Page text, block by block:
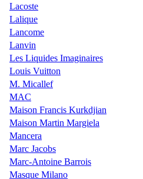
Lacoste
Lalique
Lancome
Lanvin
Les Liquides Imaginaires
Louis Vuitton
M. Micallef
MAC
Maison Francis Kurkdjian
Maison Martin Margiela
Mancera
Marc Jacobs
Marc-Antoine Barrois
Masque Milano